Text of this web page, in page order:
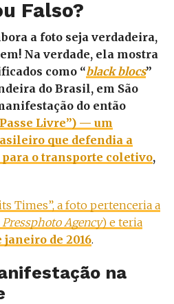
Falso?
a foto seja verdadeira,
Na verdade, ela mostra
como “black blocs”
do Brasil, em São
do então
Livre”) — um
que defendia a
para o transporte coletivo,
Times”, a foto pertenceria a
Pressphoto Agency) e teria
janeiro de 2016.
na